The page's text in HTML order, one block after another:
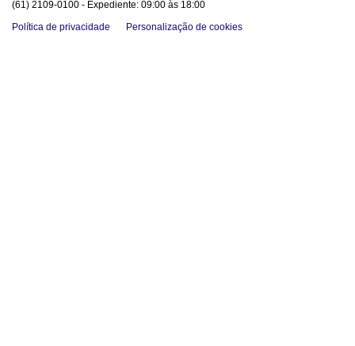
(61) 2109-0100 - Expediente: 09:00 às 18:00
Política de privacidade
Personalização de cookies